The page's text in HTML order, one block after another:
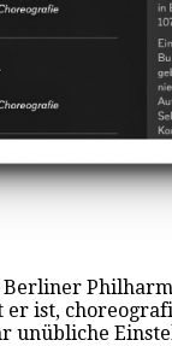
Berliner
er ist,